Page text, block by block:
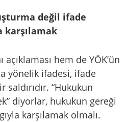
değil ifade
karşılamak
hem de YÖK’ün
yönelik ifadesi, ifade
“Hukukun
diyorlar, hukukun gereği
karşılamak olmalı.